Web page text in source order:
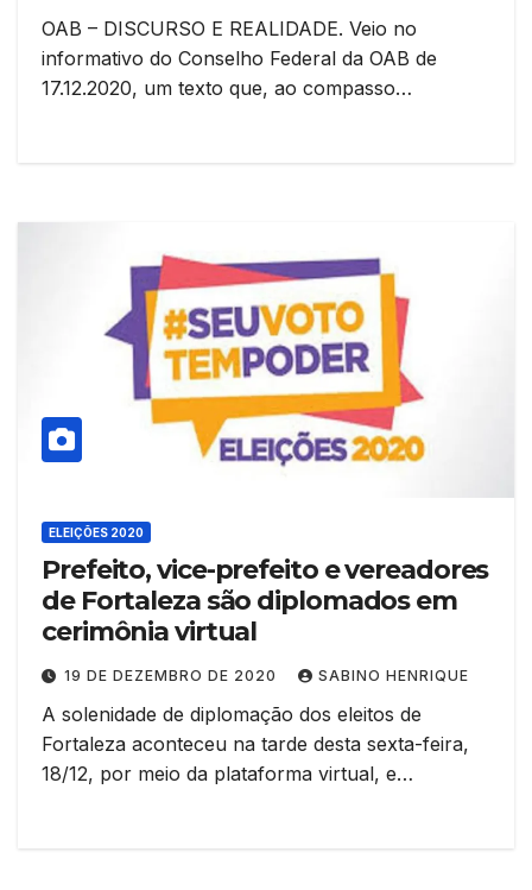
OAB – DISCURSO E REALIDADE. Veio no
informativo do Conselho Federal da OAB de
17.12.2020, um texto que, ao compasso…
ELEIÇÕES 2020
Prefeito, vice-prefeito e vereadores
de Fortaleza são diplomados em
cerimônia virtual
19 DE DEZEMBRO DE 2020 SABINO HENRIQUE
A solenidade de diplomação dos eleitos de
Fortaleza aconteceu na tarde desta sexta-feira,
18/12, por meio da plataforma virtual, e…